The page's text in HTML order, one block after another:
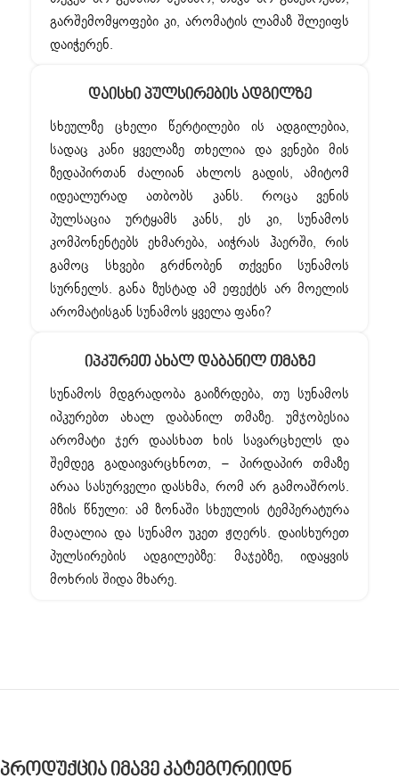
გარშემომყოფები კი, არომატის ლამაზ შლეიფს
დაიჭერენ.
Დაისხი Პულსირების Ადგილზე
სხეულზე ცხელი წერტილები ის ადგილებია,
სადაც კანი ყველაზე თხელია და ვენები მის
ზედაპირთან ძალიან ახლოს გადის, ამიტომ
იდეალურად ათბობს კანს. როცა ვენის
პულსაცია ურტყამს კანს, ეს კი, სუნამოს
კომპონენტებს ეხმარება, აიჭრას ჰაერში, რის
გამოც სხვები გრძნობენ თქვენი სუნამოს
სურნელს. განა ზუსტად ამ ეფექტს არ მოელის
არომატისგან სუნამოს ყველა ფანი?
Იპკურეთ Ახალ Დაბანილ Თმაზე
სუნამოს მდგრადობა გაიზრდება, თუ სუნამოს
იპკურებთ ახალ დაბანილ თმაზე. უმჯობესია
არომატი ჯერ დაასხათ ხის სავარცხელს და
შემდეგ გადაივარცხნოთ, – პირდაპირ თმაზე
არაა სასურველი დასხმა, რომ არ გამოაშროს.
მზის წნული: ამ ზონაში სხეულის ტემპერატურა
მაღალია და სუნამო უკეთ ჟღერს. დაისხურეთ
პულსირების ადგილებზე: მაჯებზე, იდაყვის
მოხრის შიდა მხარე.
Პროდუქცია Იმავე Კატეგორიიდნ